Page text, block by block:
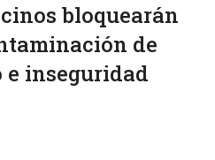
bloquearán
de
inseguridad